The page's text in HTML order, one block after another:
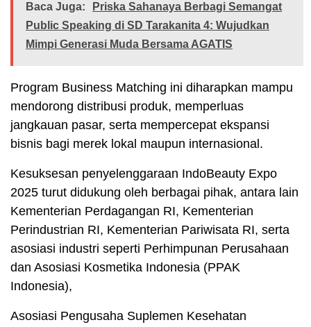
Baca Juga:
Priska Sahanaya Berbagi Semangat
Public Speaking di SD Tarakanita 4: Wujudkan
Mimpi Generasi Muda Bersama AGATIS
Program Business Matching ini diharapkan mampu
mendorong distribusi produk, memperluas
jangkauan pasar, serta mempercepat ekspansi
bisnis bagi merek lokal maupun internasional.
Kesuksesan penyelenggaraan IndoBeauty Expo
2025 turut didukung oleh berbagai pihak, antara lain
Kementerian Perdagangan RI, Kementerian
Perindustrian RI, Kementerian Pariwisata RI, serta
asosiasi industri seperti Perhimpunan Perusahaan
dan Asosiasi Kosmetika Indonesia (PPAK
Indonesia),
Asosiasi Pengusaha Suplemen Kesehatan